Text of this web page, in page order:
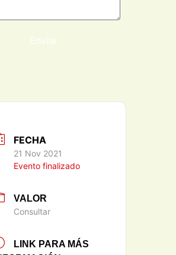
Enviar
FECHA
21 Nov 2021
Evento finalizado
VALOR
Consultar
LINK PARA MÁS